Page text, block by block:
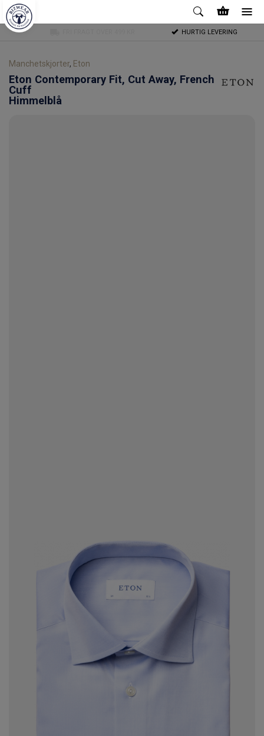
HURTIG LEVERING
Manchetskjorter, Eton
Eton Contemporary Fit, Cut Away, French
Cuff
Himmelblå